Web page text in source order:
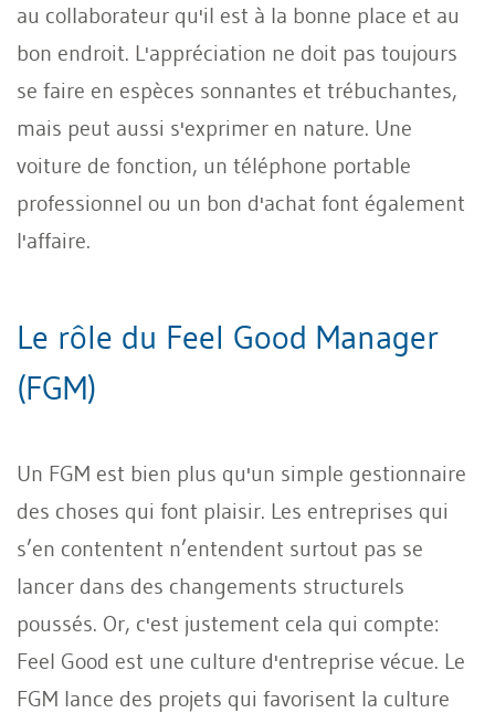
au collaborateur qu'il est à la bonne place et au
bon endroit. L'appréciation ne doit pas toujours
se faire en espèces sonnantes et trébuchantes,
mais peut aussi s'exprimer en nature. Une
voiture de fonction, un téléphone portable
professionnel ou un bon d'achat font également
l'affaire.
Le rôle du Feel Good Manager
(FGM)
Un FGM est bien plus qu'un simple gestionnaire
des choses qui font plaisir. Les entreprises qui
s’en contentent n’entendent surtout pas se
lancer dans des changements structurels
poussés. Or, c'est justement cela qui compte:
Feel Good est une culture d'entreprise vécue. Le
FGM lance des projets qui favorisent la culture